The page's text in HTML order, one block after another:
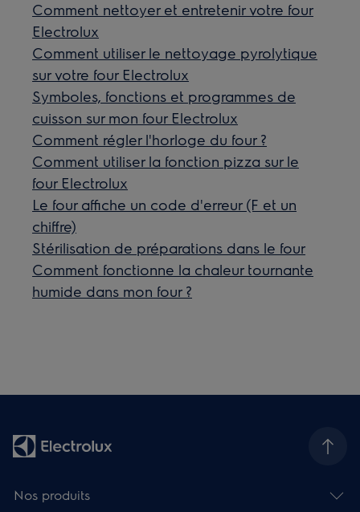
Comment nettoyer et entretenir votre four
Electrolux
Comment utiliser le nettoyage pyrolytique
sur votre four Electrolux
Symboles, fonctions et programmes de
cuisson sur mon four Electrolux
Comment régler l'horloge du four ?
Comment utiliser la fonction pizza sur le
four Electrolux
Le four affiche un code d'erreur (F et un
chiffre)
Stérilisation de préparations dans le four
Comment fonctionne la chaleur tournante
humide dans mon four ?
Nos produits